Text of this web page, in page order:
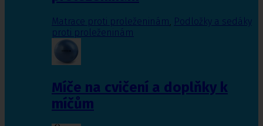
Matrace proti proleženinám, Podložky a sedáky
proti proleženinám
Míče na cvičení a doplňky k
míčům